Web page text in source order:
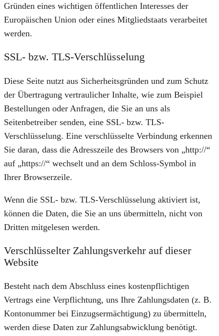
Gründen eines wichtigen öffentlichen Interesses der
Europäischen Union oder eines Mitgliedstaats verarbeitet
werden.
SSL- bzw. TLS-Verschlüsselung
Diese Seite nutzt aus Sicherheitsgründen und zum Schutz
der Übertragung vertraulicher Inhalte, wie zum Beispiel
Bestellungen oder Anfragen, die Sie an uns als
Seitenbetreiber senden, eine SSL- bzw. TLS-
Verschlüsselung. Eine verschlüsselte Verbindung erkennen
Sie daran, dass die Adresszeile des Browsers von „http://“
auf „https://“ wechselt und an dem Schloss-Symbol in
Ihrer Browserzeile.
Wenn die SSL- bzw. TLS-Verschlüsselung aktiviert ist,
können die Daten, die Sie an uns übermitteln, nicht von
Dritten mitgelesen werden.
Verschlüsselter Zahlungsverkehr auf dieser
Website
Besteht nach dem Abschluss eines kostenpflichtigen
Vertrags eine Verpflichtung, uns Ihre Zahlungsdaten (z. B.
Kontonummer bei Einzugsermächtigung) zu übermitteln,
werden diese Daten zur Zahlungsabwicklung benötigt.